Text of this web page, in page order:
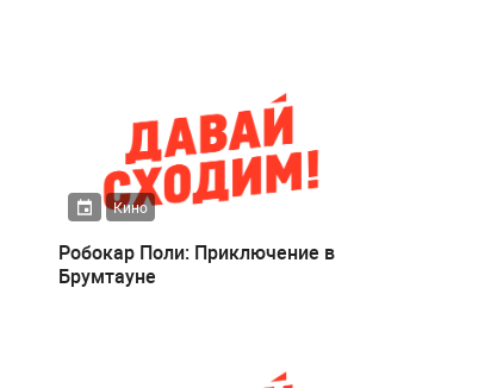
Кино
Робокар Поли: Приключение в
Брумтауне